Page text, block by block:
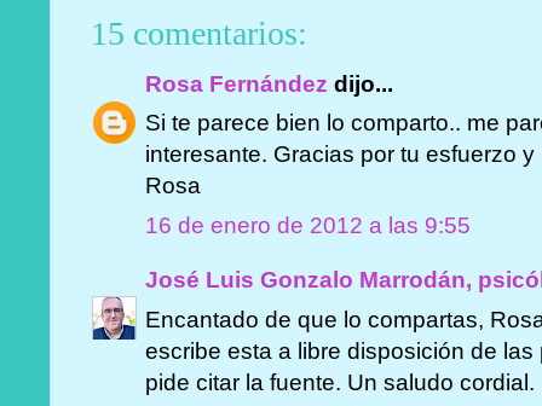
15 comentarios:
Rosa Fernández dijo...
Si te parece bien lo comparto.. me
interesante. Gracias por tu esfuerzo
Rosa
16 de enero de 2012 a las 9:55
José Luis Gonzalo Marrodán,
Encantado de que lo compartas,
escribe esta a libre disposición de
pide citar la fuente. Un saludo cordial.